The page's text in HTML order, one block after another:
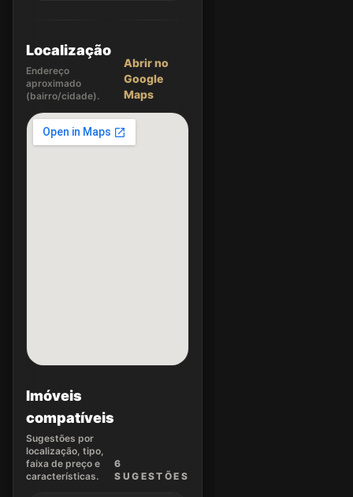
Localização
Endereço
aproximado
(bairro/cidade).
Abrir no
Google
Maps
Imóveis
compatíveis
Sugestões por
localização, tipo,
faixa de preço e
características.
6
SUGEST ÕES